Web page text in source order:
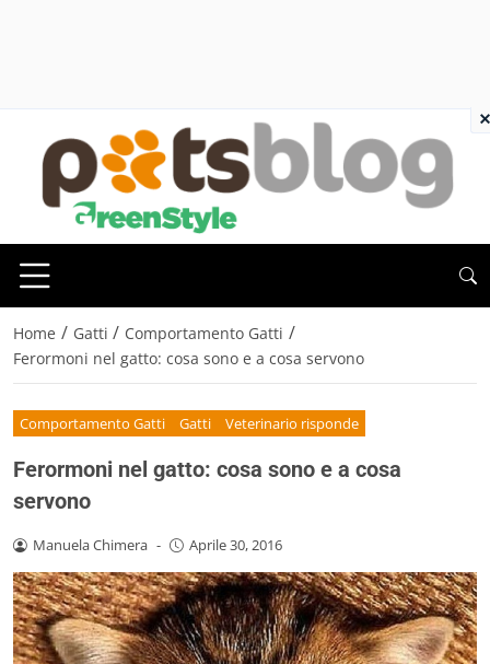
Home / Gatti / Comportamento Gatti /
Ferormoni nel gatto: cosa sono e a cosa servono
Comportamento Gatti Gatti Veterinario risponde
Ferormoni nel gatto: cosa sono e a cosa
servono
Manuela Chimera - Aprile 30, 2016
×